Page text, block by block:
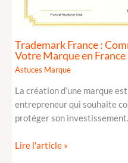
Trademark France :
Votre Marque en France
Astuces Marque
La création d’une marque
entrepreneur qui souhaite
protéger son
Lire l'article »